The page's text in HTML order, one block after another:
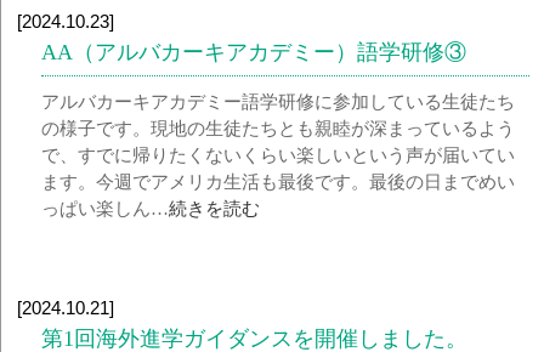
[2024.10.23]
AA（アルバカーキアカデミー）語学研修③
アルバカーキアカデミー語学研修に参加している生徒たち
の様子です。現地の生徒たちとも親睦が深まっているよう
で、すでに帰りたくないくらい楽しいという声が届いてい
ます。今週でアメリカ生活も最後です。最後の日までめい
っぱい楽しん…続きを読む
[2024.10.21]
第1回海外進学ガイダンスを開催しました。